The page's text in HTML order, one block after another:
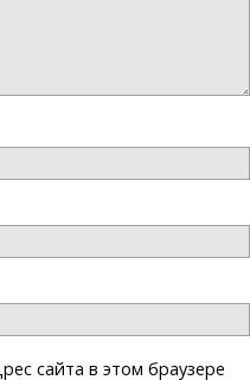
сайта в этом браузере